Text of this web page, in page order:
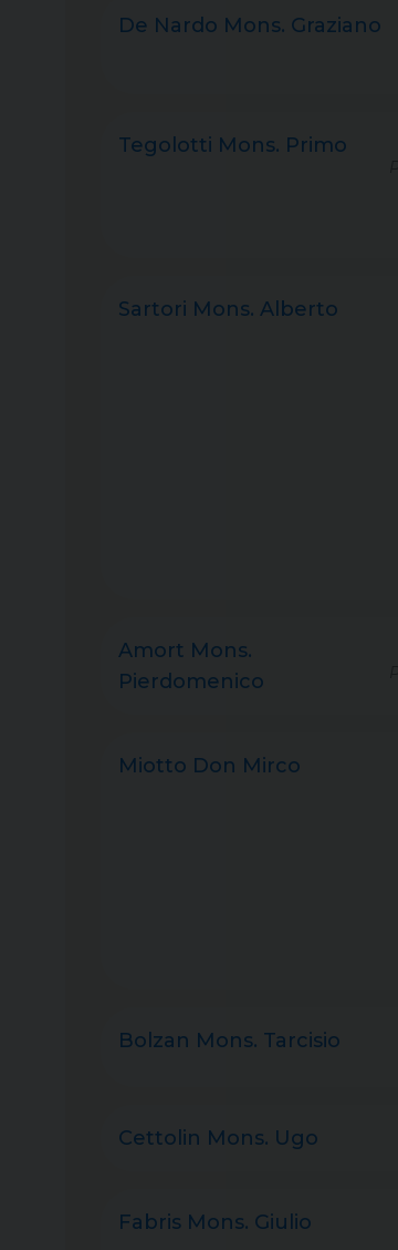
De Nardo Mons. Graziano
Tegolotti Mons. Primo
Sartori Mons. Alberto
Amort Mons.
Pierdomenico
Miotto Don Mirco
Bolzan Mons. Tarcisio
Cettolin Mons. Ugo
Fabris Mons. Giulio